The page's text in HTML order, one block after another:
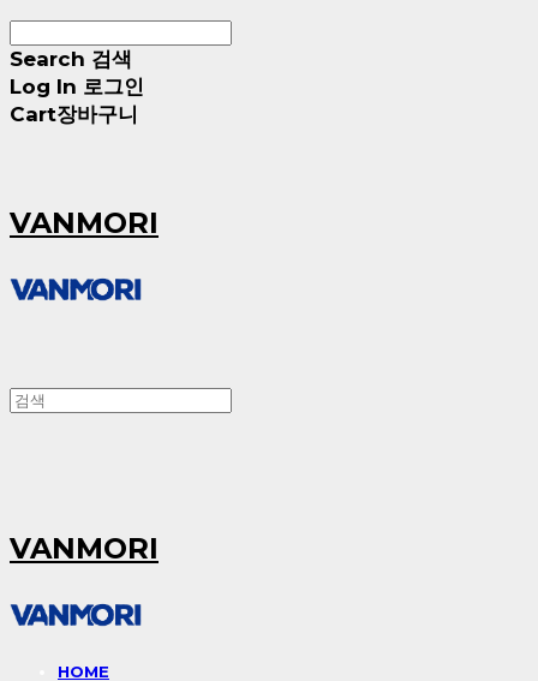
Search 검색
Log In 로그인
Cart장바구니
VANMORI
VANMORI
HOME